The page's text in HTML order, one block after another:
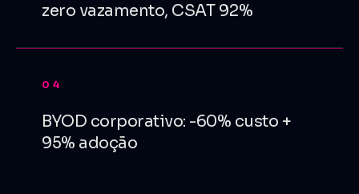
zero vazamento, CSAT 92%
04
BYOD corporativo: -60% custo +
95% adoção